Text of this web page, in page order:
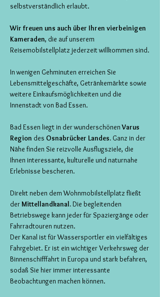
selbstverständlich erlaubt.
Wir freuen uns auch über Ihren vierbeinigen
Kameraden, die auf unserem
Reisemobilstellplatz jederzeit willkommen sind.
In wenigen Gehminuten erreichen Sie
Lebensmittelgeschäfte, Getränkemärkte sowie
weitere Einkaufsmöglichkeiten und die
Innenstadt von Bad Essen.
Bad Essen liegt in der wunderschönenVarus
Region des Osnabrücker Landes. Ganz in der
Nähe finden Sie reizvolle Ausflugsziele, die
Ihnen interessante, kulturelle und naturnahe
Erlebnisse bescheren.
Direkt neben dem Wohnmobilstellplatz fließt
derMittellandkanal.Die begleitenden
Betriebswege kann jeder für Spaziergänge oder
Fahrradtouren nutzen.
Der Kanal ist für Wassersportler ein vielfältiges
Fahrgebiet. Er ist ein wichtiger Verkehrsweg der
Binnenschifffahrt in Europa und stark befahren,
sodaß Sie hier immer interessante
Beobachtungen machen können.